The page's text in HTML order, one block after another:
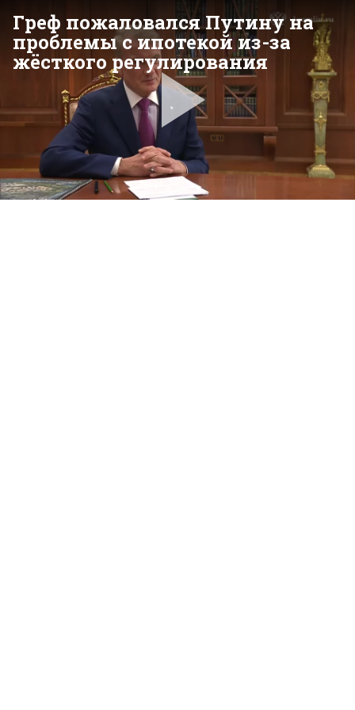
Греф пожаловался Путину на
проблемы с ипотекой из-за
жёсткого регулирования